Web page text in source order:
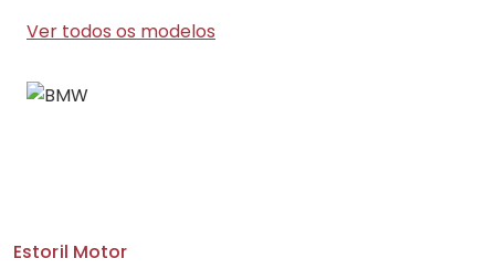
Ver todos os modelos
Estoril Motor